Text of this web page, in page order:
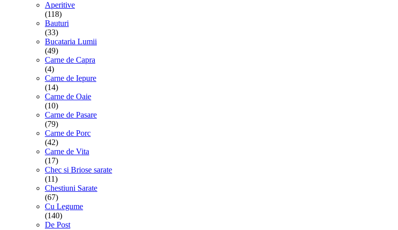
Aperitive
(118)
Bauturi
(33)
Bucataria Lumii
(49)
Carne de Capra
(4)
Carne de Iepure
(14)
Carne de Oaie
(10)
Carne de Pasare
(79)
Carne de Porc
(42)
Carne de Vita
(17)
Chec si Briose sarate
(11)
Chestiuni Sarate
(67)
Cu Legume
(140)
De Post